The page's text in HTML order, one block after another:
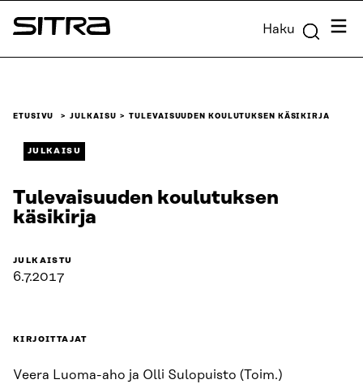
Siirry
suoraan
Sitra Haku
ETUSIVU JULKAISU TULEVAISUUDEN KOULUTUKSEN KÄSIKIRJA
JULKAISU
Tulevaisuuden koulutuksen
käsikirja
JULKAISTU
6.7.2017
KIRJOITTAJAT
Veera Luoma-aho ja Olli Sulopuisto (Toim.)